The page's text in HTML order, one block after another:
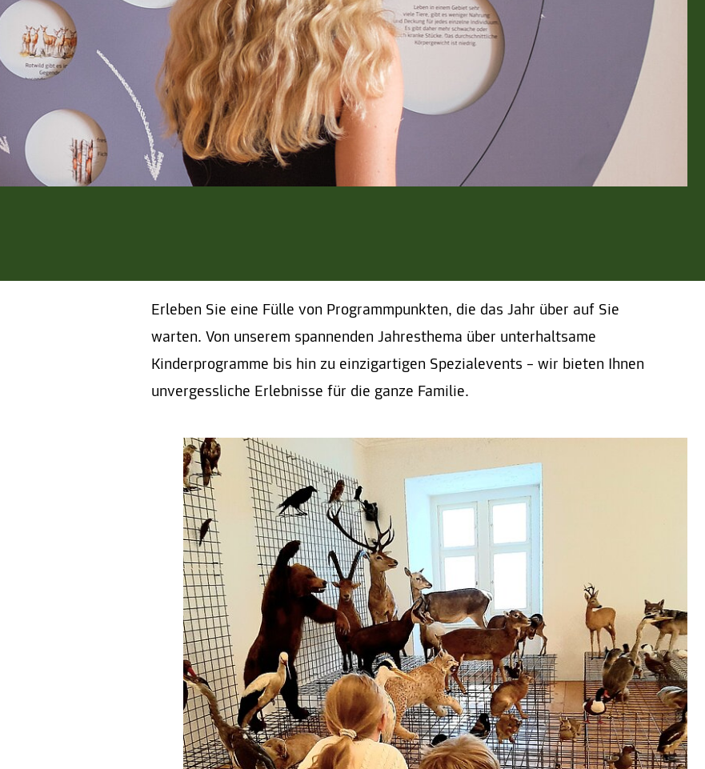
Erleben Sie eine Fülle von Programmpunkten, die das Jahr über auf Sie
warten. Von unserem spannenden Jahresthema über unterhaltsame
Kinderprogramme bis hin zu einzigartigen Spezialevents – wir bieten Ihnen
unvergessliche Erlebnisse für die ganze Familie.